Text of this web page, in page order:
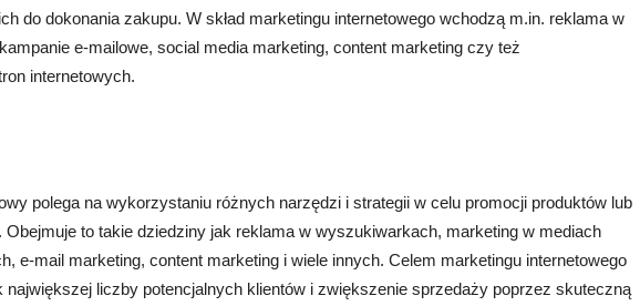
do dokonania zakupu. W skład marketingu internetowego wchodzą m.in. reklama w
e-mailowe, social media marketing, content marketing czy też
internetowych.
polega na wykorzystaniu różnych narzędzi i strategii w celu promocji produktów lub
Obejmuje to takie dziedziny jak reklama w wyszukiwarkach, marketing w mediach
e-mail marketing, content marketing i wiele innych. Celem marketingu internetowego
największej liczby potencjalnych klientów i zwiększenie sprzedaży poprzez skuteczną